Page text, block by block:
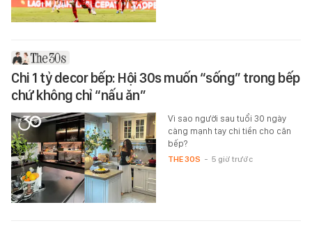
Chi 1 tỷ decor bếp: Hội 30s muốn “sống” trong bếp
chứ không chỉ “nấu ăn”
Vì sao người sau tuổi 30 ngày
càng mạnh tay chi tiền cho căn
bếp?
THE 30S - 5 giờ trước